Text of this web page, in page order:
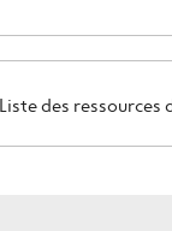
Liste des ressources